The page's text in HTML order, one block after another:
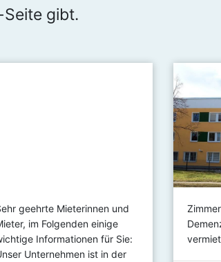
gibt.
geehrte Mieterinnen und
im Folgenden einige
Informationen für Sie:
Unternehmen ist in der